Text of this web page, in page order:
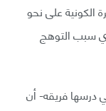
الكونية على نحو
سبب التوهج
درسها فريقه- أن